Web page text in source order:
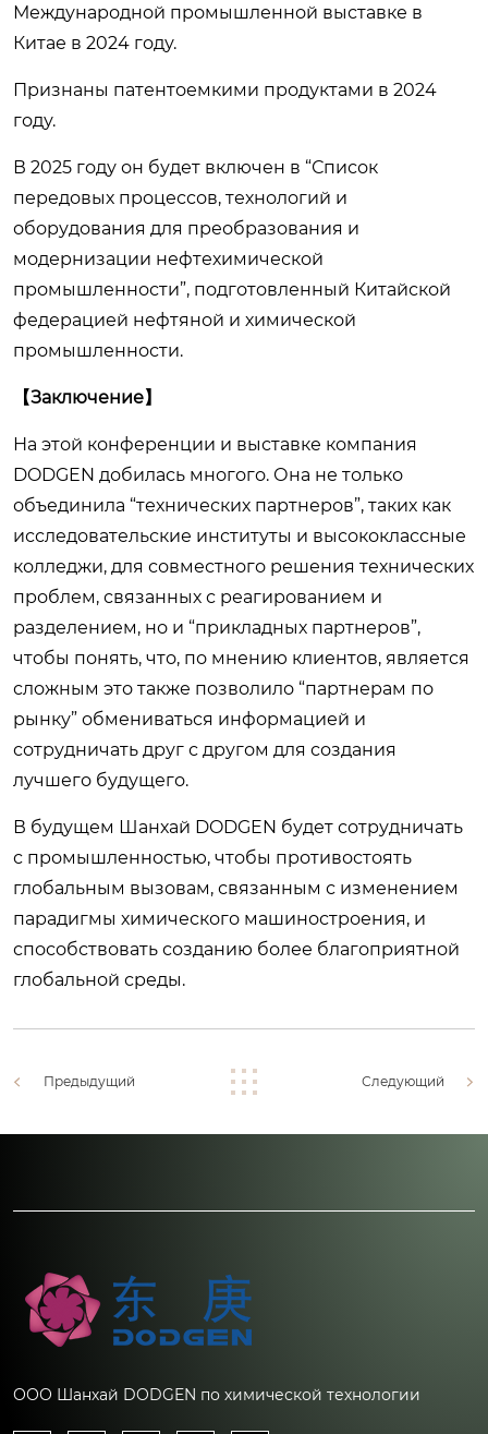
Международной промышленной выставке в
Китае в 2024 году.
Признаны патентоемкими продуктами в 2024
году.
В 2025 году он будет включен в “Список
передовых процессов, технологий и
оборудования для преобразования и
модернизации нефтехимической
промышленности”, подготовленный Китайской
федерацией нефтяной и химической
промышленности.
【Заключение】
На этой конференции и выставке компания
DODGEN добилась многого. Она не только
объединила “технических партнеров”, таких как
исследовательские институты и высококлассные
колледжи, для совместного решения технических
проблем, связанных с реагированием и
разделением, но и “прикладных партнеров”,
чтобы понять, что, по мнению клиентов, является
сложным это также позволило “партнерам по
рынку” обмениваться информацией и
сотрудничать друг с другом для создания
лучшего будущего.
В будущем Шанхай DODGEN будет сотрудничать
с промышленностью, чтобы противостоять
глобальным вызовам, связанным с изменением
парадигмы химического машиностроения, и
способствовать созданию более благоприятной
глобальной среды.
Предыдущий Следующий
ООО Шанхай DODGEN по химической технологии